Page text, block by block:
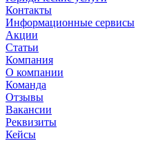
Контакты
Информационные сервисы
Акции
Статьи
Компания
О компании
Команда
Отзывы
Вакансии
Реквизиты
Кейсы